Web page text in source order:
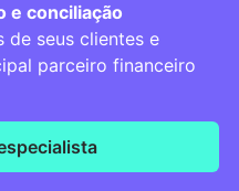
e conciliação
de seus clientes e
parceiro financeiro